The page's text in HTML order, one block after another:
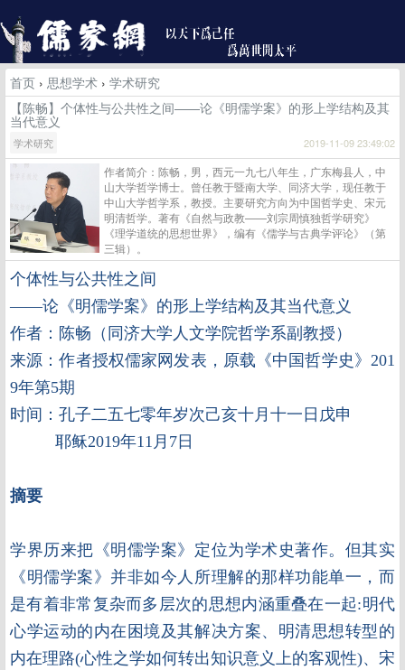
首页 › 思想学术 › 学术研究
【陈畅】个体性与公共性之间——论《明儒学案》的形上学结构及其
当代意义
学术研究 2019-11-09 23:49:02
作者简介：陈畅，男，西元一九七八年生，广东梅县人，中
山大学哲学博士。曾任教于暨南大学、同济大学，现任教于
中山大学哲学系，教授。主要研究方向为中国哲学史、宋元
明清哲学。著有《自然与政教——刘宗周慎独哲学研究》
《理学道统的思想世界》，编有《儒学与古典学评论》（第
三辑）。
个体性与公共性之间
——论《明儒学案》的形上学结构及其当代意义
作者：陈畅（同济大学人文学院哲学系副教授）
来源：作者授权儒家网发表，原载《中国哲学史》201
9年第5期
时间：孔子二五七零年岁次己亥十月十一日戊申
耶稣2019年11月7日
摘要
学界历来把《明儒学案》定位为学术史著作。但其实
《明儒学案》并非如今人所理解的那样功能单一，而
是有着非常复杂而多层次的思想内涵重叠在一起:明代
心学运动的内在困境及其解决方案、明清思想转型的
内在理路(心性之学如何转出知识意义上的客观性)、宋